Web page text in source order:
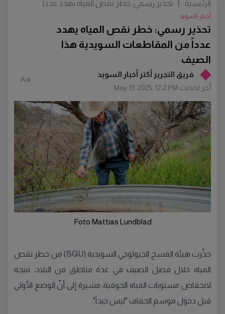
فريق التجرير أكتر أخبار السويد
أخر تحديث May 13, 2025, 12:2 PM
تحذير رسمي: خطر نقص المياه يهدد
عدداً من المقاطعات السويدية هذا
الصيف
أخبار-السويد
الرئيسية |
تحذير رسمي: خطر نقص المياه يهدد عدداً
Foto Mattias Lundblad
حذّرت هيئة المسح الجيولوجي السويدية (SGU) من خطر نقص
المياه خلال فصل الصيف في عدة مناطق من البلاد، نتيجة
لانخفاض مستويات المياه الجوفية، مشيرة إلى أنّ الوضع الأولي
قبل دخول موسم الجفاف "ليس جيداً".